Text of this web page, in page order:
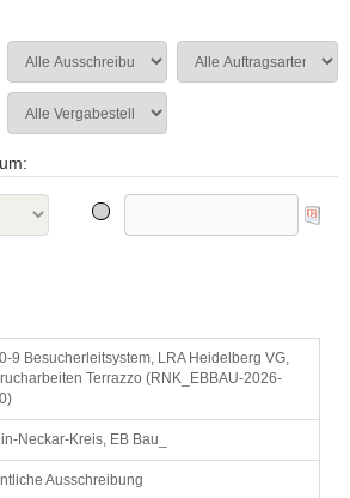
9 Besucherleitsystem, LRA Heidelberg VG,
Terrazzo (RNK_EBBAU-2026-
Neckar-Kreis, EB Bau_
Ausschreibung